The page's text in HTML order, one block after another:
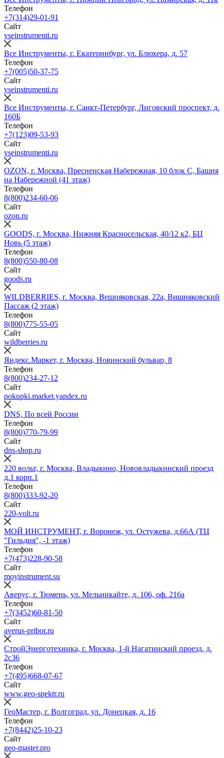
Телефон
+7(314)29-01-91
Сайт
vseinstrumenti.ru
Все Инструменты, г. Екатеринбург, ул. Блюхера, д. 57
Телефон
+7(005)50-37-75
Сайт
vseinstrumenti.ru
Все Инструменты, г. Санкт-Петербург, Лиговский проспект, д.
160Б
Телефон
+7(123)09-53-93
Сайт
vseinstrumenti.ru
OZON, г. Москва, Пресненская Набережная, 10 блок С, Башня
на Набережной (41 этаж)
Телефон
8(800)234-60-06
Сайт
ozon.ru
GOODS, г. Москва, Нижняя Красносельская, 40/12 к2, БЦ
Новь (5 этаж)
Телефон
8(800)550-80-08
Сайт
goods.ru
WILDBERRIES, г. Москва, Вешняковская, 22а, Вишняковский
Пассаж (2 этаж)
Телефон
8(800)775-55-05
Сайт
wildberries.ru
Яндекс.Маркет, г. Москва, Новинский бульвар, 8
Телефон
8(800)234‑27‑12
Сайт
pokupki.market.yandex.ru
DNS, По всей России
Телефон
8(800)770-79-99
Сайт
dns-shop.ru
220 вольт, г. Москва, Владыкино, Нововладыкинский проезд
д.1 корп.1
Телефон
8(800)333-92-20
Сайт
220-volt.ru
МОЙ ИНСТРУМЕНТ, г. Воронеж, ул. Остужева, д.66А (ТЦ
"Гильдия", -1 этаж)
Телефон
+7(473)228-90-58
Сайт
moyinstrument.su
Аверус, г. Тюмень, ул. Мельникайте, д. 106, оф. 216а
Телефон
+7(3452)60-81-50
Сайт
averus-pribor.ru
СтройЭнерготехника, г. Москва, 1-й Нагатинский проезд, д.
2с36
Телефон
+7(495)668-07-67
Сайт
www.geo-spektr.ru
ГеоМастер, г. Волгоград, ул. Донецкая, д. 16
Телефон
+7(8442)25-10-23
Сайт
geo-master.pro